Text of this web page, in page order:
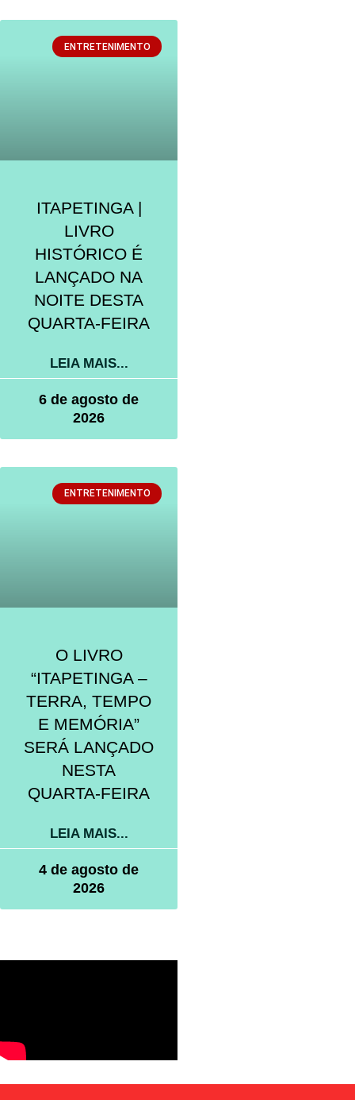
ENTRETENIMENTO
ITAPETINGA |
LIVRO
HISTÓRICO É
LANÇADO NA
NOITE DESTA
QUARTA-FEIRA
LEIA MAIS...
6 de agosto de
2026
ENTRETENIMENTO
O LIVRO
“ITAPETINGA –
TERRA, TEMPO
E MEMÓRIA”
SERÁ LANÇADO
NESTA
QUARTA-FEIRA
LEIA MAIS...
4 de agosto de
2026